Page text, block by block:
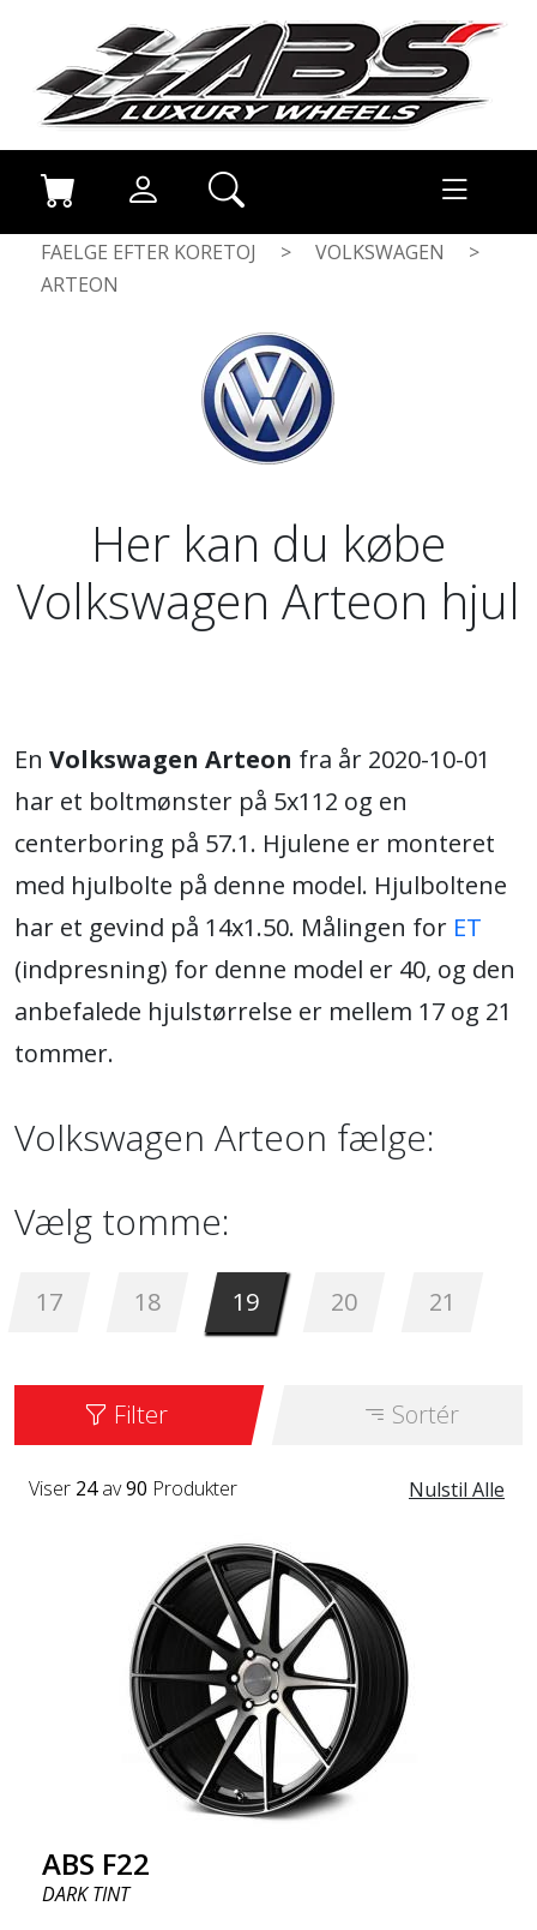
FAELGE EFTER KORETOJ > VOLKSWAGEN
>
ARTEON
Her kan du købe
Volkswagen Arteon hjul
En Volkswagen Arteon fra år 2020-10-01
har et boltmønster på 5x112 og en
centerboring på 57.1. Hjulene er monteret
med hjulbolte på denne model. Hjulboltene
har et gevind på 14x1.50. Målingen for ET
(indpresning) for denne model er 40, og den
anbefalede hjulstørrelse er mellem 17 og 21
tommer.
Volkswagen Arteon fælge:
Vælg tomme:
17 18 19 20 21
Filter Sortér
Nulstil Alle
Viser 24av90 Produkter
ABS F22
DARK TINT